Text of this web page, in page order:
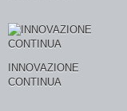
INNOVAZIONE
CONTINUA